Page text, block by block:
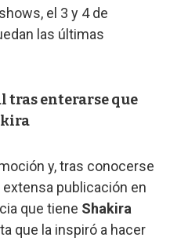
el 3 y 4 de
las últimas
tras enterarse que
y, tras conocerse
extensa publicación en
que tiene Shakira
que la inspiró a hacer